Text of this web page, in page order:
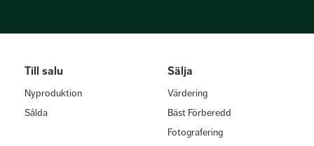
Till salu
Nyproduktion
Sålda
Sälja
Värdering
Bäst Förberedd
Fotografering